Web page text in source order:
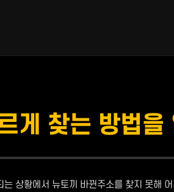
게 찾는 방법을
상황에서 뉴토끼 바뀐주소를 찾지 못해